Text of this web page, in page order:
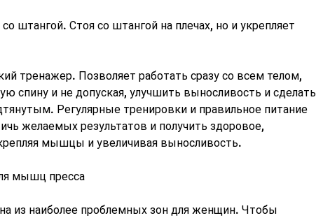
штангой. Стоя со штангой на плечах, но и укрепляет
тренажер. Позволяет работать сразу со всем телом,
спину и не допуская, улучшить выносливость и сделать
Регулярные тренировки и правильное питание
желаемых результатов и получить здоровое,
мышцы и увеличивая выносливость.
мышц пресса
из наиболее проблемных зон для женщин. Чтобы